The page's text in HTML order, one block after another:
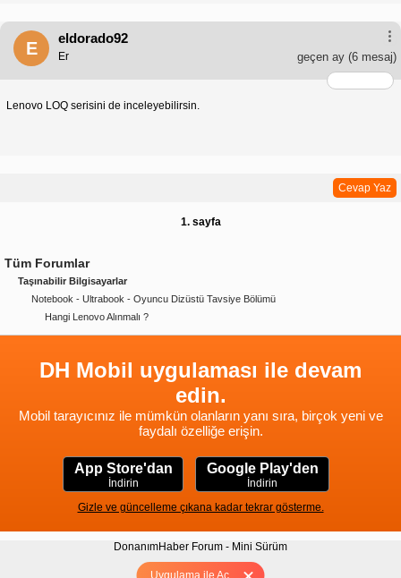
Uygulama ile Aç
E
eldorado92
geçen ay (6 mesaj)
Er
Lenovo LOQ serisini de inceleyebilirsin.
Cevap Yaz
1. sayfa
Tüm Forumlar
Taşınabilir Bilgisayarlar
Notebook - Ultrabook - Oyuncu Dizüstü Tavsiye Bölümü
Hangi Lenovo Alınmalı ?
DH Mobil uygulaması ile devam
edin.
Mobil tarayıcınız ile mümkün olanların yanı sıra, birçok yeni ve
faydalı özelliğe erişin.
App Store'dan
İndirin
Google Play'den
İndirin
Gizle ve güncelleme çıkana kadar tekrar gösterme.
DonanımHaber Forum - Mini Sürüm
Hakkımızda|Yukarı